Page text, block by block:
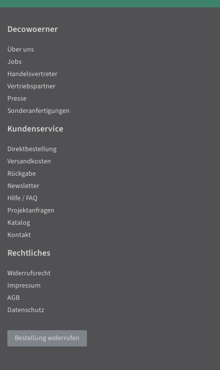
Decowoerner
Über uns
Jobs
Handelsvertreter
Vertriebspartner
Presse
Sonderanfertigungen
Kundenservice
Direktbestellung
Versandkosten
Rückgabe
Newsletter
Hilfe / FAQ
Projektanfragen
Katalog
Kontakt
Rechtliches
Widerrufsrecht
Impressum
AGB
Datenschutz
Bestellung widerrufen